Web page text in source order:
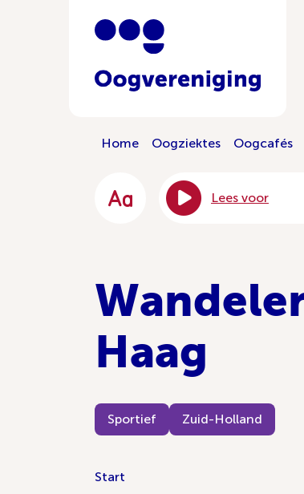
Home Oogziektes Oogcafés
Lees voor
Haag
Sportief Zuid-Holland
Start